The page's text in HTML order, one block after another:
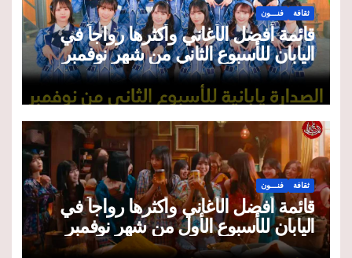
ثقافة فنـــون
قائمة أفضل الأغاني وأكثرها رواجاً في
اليابان للأسبوع الثاني من شهر نوفمبر
2025
ثقافة فنـــون
قائمة أفضل الأغاني وأكثرها رواجاً في
اليابان للأسبوع الأول من شهر نوفمبر
2025